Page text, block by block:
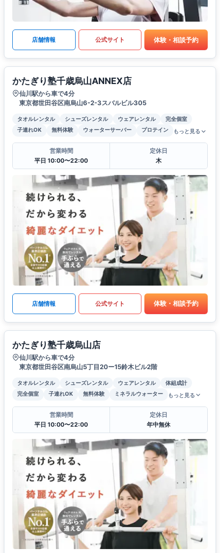
店舗情報 公式サイト 体験・相談予約
かたぎり塾千歳烏山ANNEX店
仙川駅から車で4分
東京都世田谷区南烏山6-2-3スバルビル305
タオルレンタル シューズレンタル ウェアレンタル
完全個室
子連れOK
無料体験 ウォーターサーバー プロテイン もっと見る
営業時間
平日 10:00〜22:00
定休日
木
店舗情報 公式サイト 体験・相談予約
かたぎり塾千歳烏山店
仙川駅から車で4分
東京都世田谷区南烏山5丁目20ー15鈴木ビル2階
タオルレンタル シューズレンタル ウェアレンタル
体組成計
完全個室
子連れOK 無料体験 ミネラルウォーター もっと見る
営業時間
平日 10:00〜22:00
定休日
年中無休